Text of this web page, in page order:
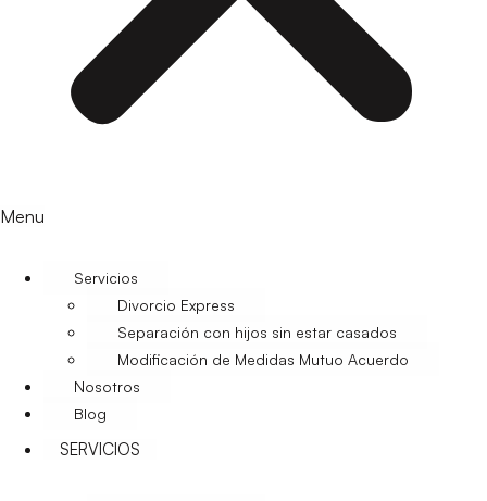
Menu
Servicios
Divorcio Express
Separación con hijos sin estar casados
Modificación de Medidas Mutuo Acuerdo
Nosotros
Blog
SERVICIOS